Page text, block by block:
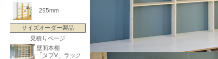
295mm
サイズオーダー製品
見積りページ
壁面本棚
「タブV」ラック